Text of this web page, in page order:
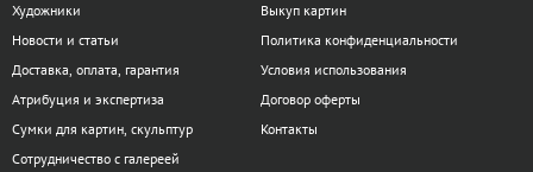
Художники
Новости и статьи
Доставка, оплата, гарантия
Атрибуция и экспертиза
Сумки для картин, скульптур
Сотрудничество с галереей
Выкуп картин
Политика конфиденциальности
Условия использования
Договор оферты
Контакты